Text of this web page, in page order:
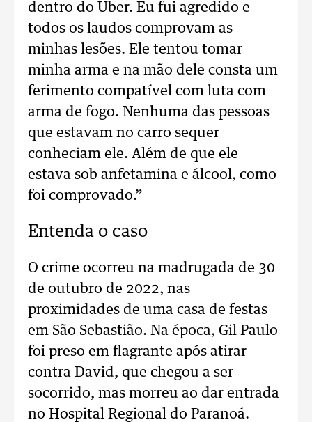
dentro do Uber. Eu fui agredido e
todos os laudos comprovam as
minhas lesões. Ele tentou tomar
minha arma e na mão dele consta um
ferimento compatível com luta com
arma de fogo. Nenhuma das pessoas
que estavam no carro sequer
conheciam ele. Além de que ele
estava sob anfetamina e álcool, como
foi comprovado.”
Entenda o caso
O crime ocorreu na madrugada de 30
de outubro de 2022, nas
proximidades de uma casa de festas
em São Sebastião. Na época, Gil Paulo
foi preso em flagrante após atirar
contra David, que chegou a ser
socorrido, mas morreu ao dar entrada
no Hospital Regional do Paranoá.